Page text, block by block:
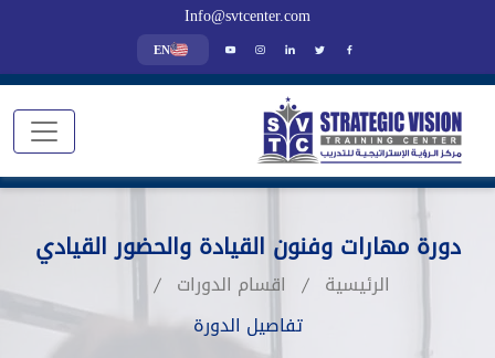
Info@svtcenter.com
EN
‏دورة مهارات وفنون القيادة والحضور القيادي
الرئيسية
اقسام الدورات
تفاصيل الدورة